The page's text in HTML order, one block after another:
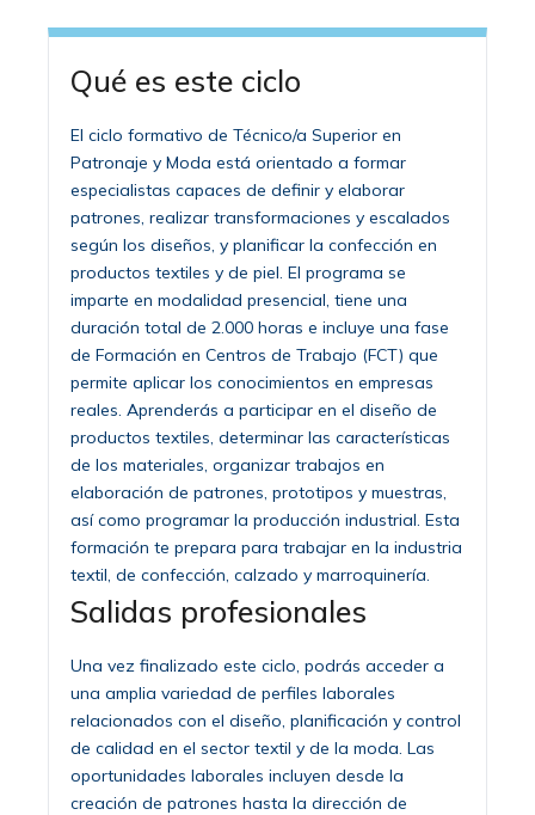
Qué es este ciclo
El ciclo formativo de Técnico/a Superior en
Patronaje y Moda está orientado a formar
especialistas capaces de definir y elaborar
patrones, realizar transformaciones y escalados
según los diseños, y planificar la confección en
productos textiles y de piel. El programa se
imparte en modalidad presencial, tiene una
duración total de 2.000 horas e incluye una fase
de Formación en Centros de Trabajo (FCT) que
permite aplicar los conocimientos en empresas
reales. Aprenderás a participar en el diseño de
productos textiles, determinar las características
de los materiales, organizar trabajos en
elaboración de patrones, prototipos y muestras,
así como programar la producción industrial. Esta
formación te prepara para trabajar en la industria
textil, de confección, calzado y marroquinería.
Salidas profesionales
Una vez finalizado este ciclo, podrás acceder a
una amplia variedad de perfiles laborales
relacionados con el diseño, planificación y control
de calidad en el sector textil y de la moda. Las
oportunidades laborales incluyen desde la
creación de patrones hasta la dirección de